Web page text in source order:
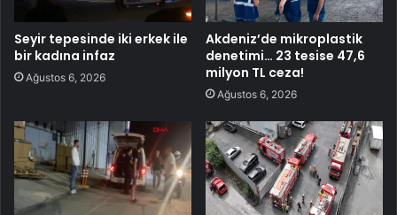
Seyir tepesinde iki erkek ile
bir kadına infaz
Ağustos 6, 2026
Akdeniz’de mikroplastik
denetimi… 23 tesise 47,6
milyon TL ceza!
Ağustos 6, 2026